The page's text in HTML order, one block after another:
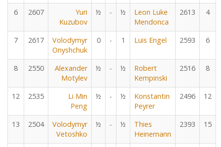
6 2607
Yuri
Kuzubov
½ - ½
Leon Luke
Mendonca
2613 4
7 2617
Volodymyr
Onyshchuk
0 - 1 Luis Engel 2593 6
8 2550
Alexander
Motylev
½ - ½
Robert
Kempinski
2516 8
12 2535
Li Min
Peng
½ - ½
Konstantin
Peyrer
2496 12
13 2504
Volodymyr
Vetoshko
½ - ½
Thies
Heinemann
2393 15